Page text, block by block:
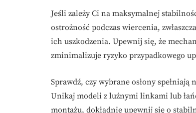
Jeśli zależy Ci na maksymalnej
ostrożność podczas wiercenia,
ich uszkodzenia. Upewnij się, że
zminimalizuje ryzyko przypadkowego
Sprawdź, czy wybrane osłony
Unikaj modeli z luźnymi linkami lub
montażu, dokładnie upewnij się o